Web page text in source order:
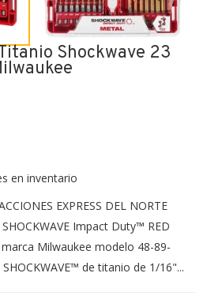
Shockwave 23
en inventario
EXPRESS DEL NORTE
Impact Duty™ RED
Milwaukee modelo 48-89-
de titanio de 1/16"...